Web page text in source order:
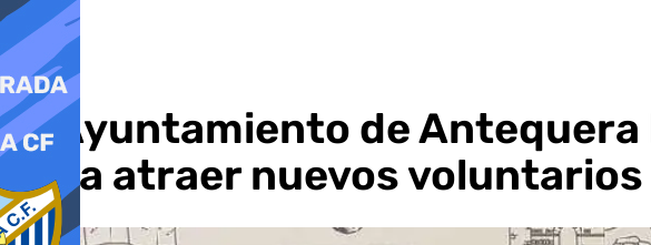
El Ayuntamiento de
para atraer nuevos